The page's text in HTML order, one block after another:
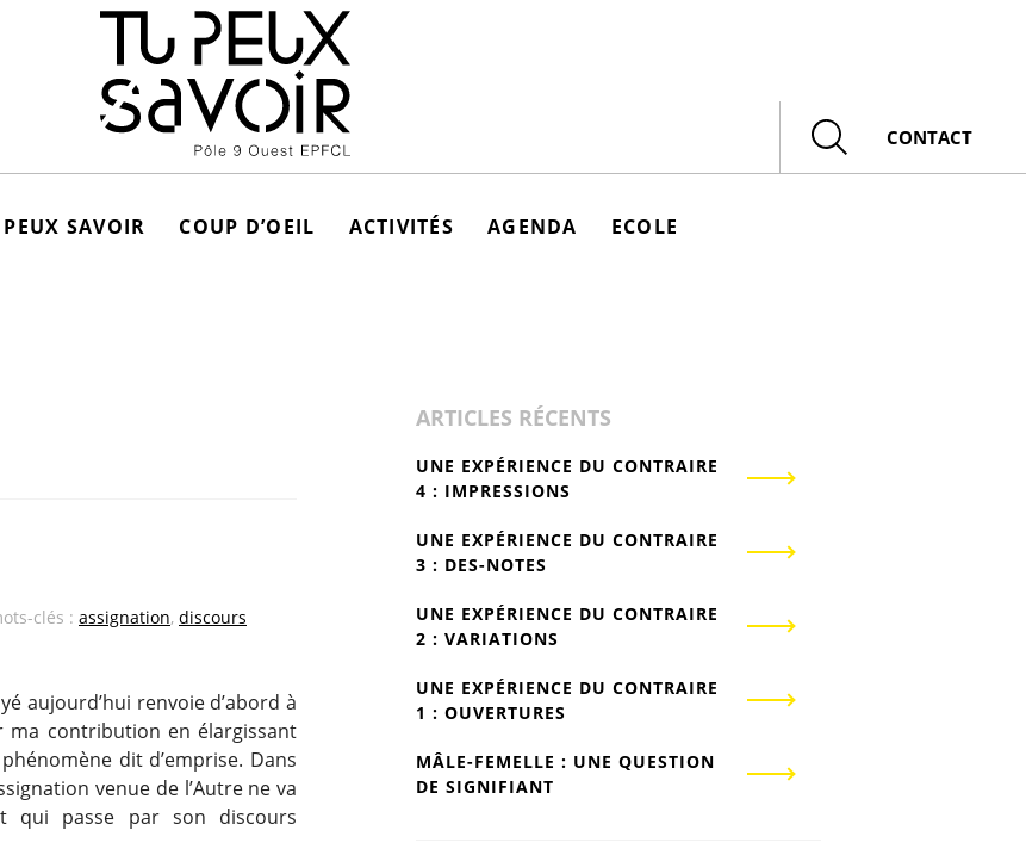
Rechercher
CONTACT
SAVOIR COUP D’OEIL ACTIVITÉS AGENDA ECOLE
clés : assignation, discours
aujourd’hui renvoie d’abord à
ma contribution en élargissant
dit d’emprise. Dans
venue de l’Autre ne va
qui passe par son discours
ARTICLES RÉCENTS
UNE EXPÉRIENCE DU CONTRAIRE
4 : IMPRESSIONS
UNE EXPÉRIENCE DU CONTRAIRE
3 : DES-NOTES
UNE EXPÉRIENCE DU CONTRAIRE
2 : VARIATIONS
UNE EXPÉRIENCE DU CONTRAIRE
1 : OUVERTURES
MÂLE-FEMELLE : UNE QUESTION
DE SIGNIFIANT